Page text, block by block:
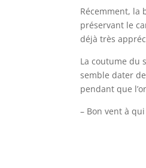
Récemment, la
préservant le
déjà très
La coutume du
semble dater
pendant que
– Bon vent à